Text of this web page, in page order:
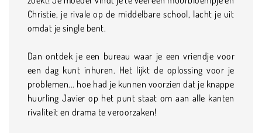
Christie, je rivale op de middelbare school, lacht je uit
omdat je single bent.
Dan ontdek je een bureau waar je een vriendje voor
een dag kunt inhuren. Het lijkt de oplossing voor je
problemen... hoe had je kunnen voorzien dat je knappe
huurling Javier op het punt staat om aan alle kanten
rivaliteit en drama te veroorzaken!